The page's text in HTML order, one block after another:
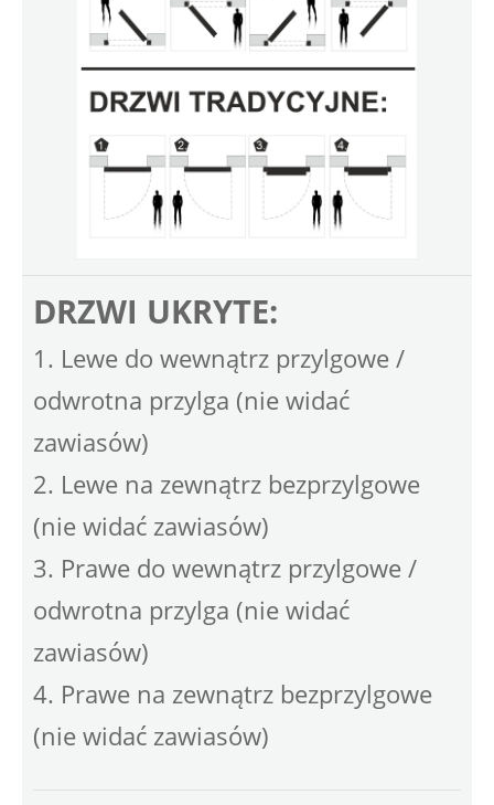
DRZWI UKRYTE:
1. Lewe do wewnątrz przylgowe /
odwrotna przylga (nie widać
zawiasów)
2. Lewe na zewnątrz bezprzylgowe
(nie widać zawiasów)
3. Prawe do wewnątrz przylgowe /
odwrotna przylga (nie widać
zawiasów)
4. Prawe na zewnątrz bezprzylgowe
(nie widać zawiasów)